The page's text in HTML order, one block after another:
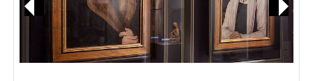
Previous Next